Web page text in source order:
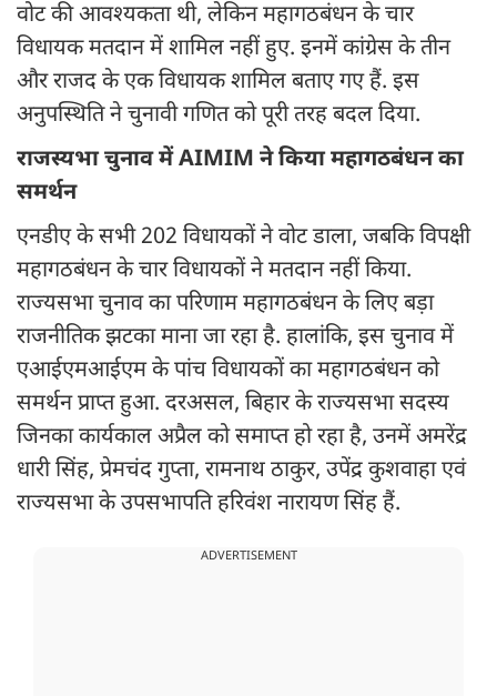
वोट की आवश्यकता थी, लेकिन महागठबंधन के चार
विधायक मतदान में शामिल नहीं हुए. इनमें कांग्रेस के तीन
और राजद के एक विधायक शामिल बताए गए हैं. इस
अनुपस्थिति ने चुनावी गणित को पूरी तरह बदल दिया.
राजस्यभा चुनाव में AIMIM ने किया महागठबंधन का
समर्थन
‎एनडीए के सभी 202 विधायकों ने वोट डाला, जबकि विपक्षी
महागठबंधन के चार विधायकों ने मतदान नहीं किया.
राज्यसभा चुनाव का परिणाम महागठबंधन के लिए बड़ा
राजनीतिक झटका माना जा रहा है. हालांकि, इस चुनाव में
एआईएमआईएम के पांच विधायकों का महागठबंधन को
समर्थन प्राप्त हुआ. ‎‎दरअसल, बिहार के राज्यसभा सदस्य
जिनका कार्यकाल अप्रैल को समाप्त हो रहा है, उनमें अमरेंद्र
धारी सिंह, प्रेमचंद गुप्ता, रामनाथ ठाकुर, उपेंद्र कुशवाहा एवं
राज्यसभा के उपसभापति हरिवंश नारायण सिंह हैं.
ADVERTISEMENT